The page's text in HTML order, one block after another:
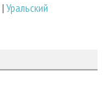
| Уральский